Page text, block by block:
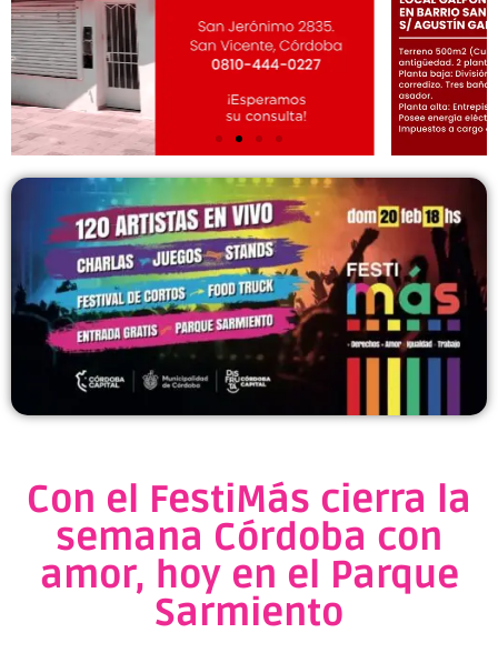
Con el FestiMás cierra la
semana Córdoba con
amor, hoy en el Parque
Sarmiento